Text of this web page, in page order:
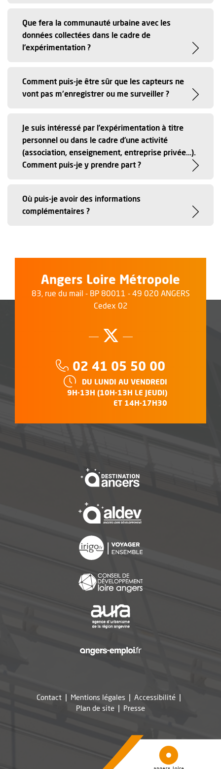
Que fera la communauté urbaine avec les
données collectées dans le cadre de
l’expérimentation ?
Comment puis-je être sûr que les capteurs ne
vont pas m'enregistrer ou me surveiller ?
Je suis intéressé par l’expérimentation à titre
personnel ou dans le cadre d’une activité
(association, enseignement, entreprise privée…).
Comment puis-je y prendre part ?
Où puis-je avoir des informations
complémentaires ?
Angers Loire Métropole
83, rue du mail - BP 80011 - 49 020 ANGERS
Cedex 02
Suivez-nous
, Ouvre une
Téléphone :
02 41 05 50 00
HORAIRES :
DU LUNDI AU VENDREDI
9H-13H (10H-13H LE JEUDI)
ET 14H-17H30
Contact Mentions légales
Accessibilité
Plan de site
Presse, Ouvre une nouvelle